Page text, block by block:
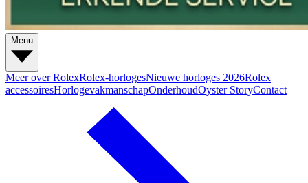
Menu
Meer over RolexRolex-horlogesNieuwe horloges 2026Rolex
accessoiresHorlogevakmanschapOnderhoudOyster StoryContact